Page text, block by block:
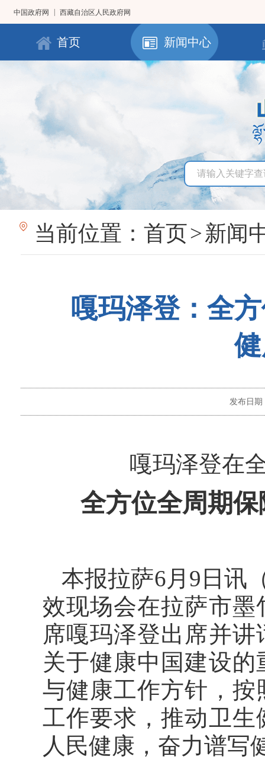
中国政府网 西藏自治区人民政府网
首页 新闻中心
当前位置： 首页>新闻
嘎玛泽登：全
发布日期
嘎玛泽登在
全方位全周期
本报拉萨6月9日讯
效现场会在拉萨市
席嘎玛泽登出席并
关于健康中国建设
与健康工作方针，
工作要求，推动卫
人民健康，奋力谱写